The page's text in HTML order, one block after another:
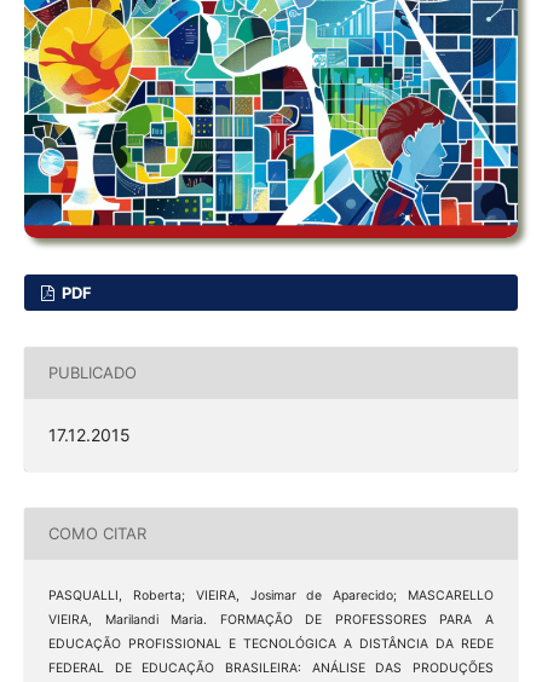
PDF
PUBLICADO
17.12.2015
COMO CITAR
PASQUALLI, Roberta; VIEIRA, Josimar de Aparecido; MASCARELLO
VIEIRA, Marilandi Maria. FORMAÇÃO DE PROFESSORES PARA A
EDUCAÇÃO PROFISSIONAL E TECNOLÓGICA A DISTÂNCIA DA REDE
FEDERAL DE EDUCAÇÃO BRASILEIRA: ANÁLISE DAS PRODUÇÕES